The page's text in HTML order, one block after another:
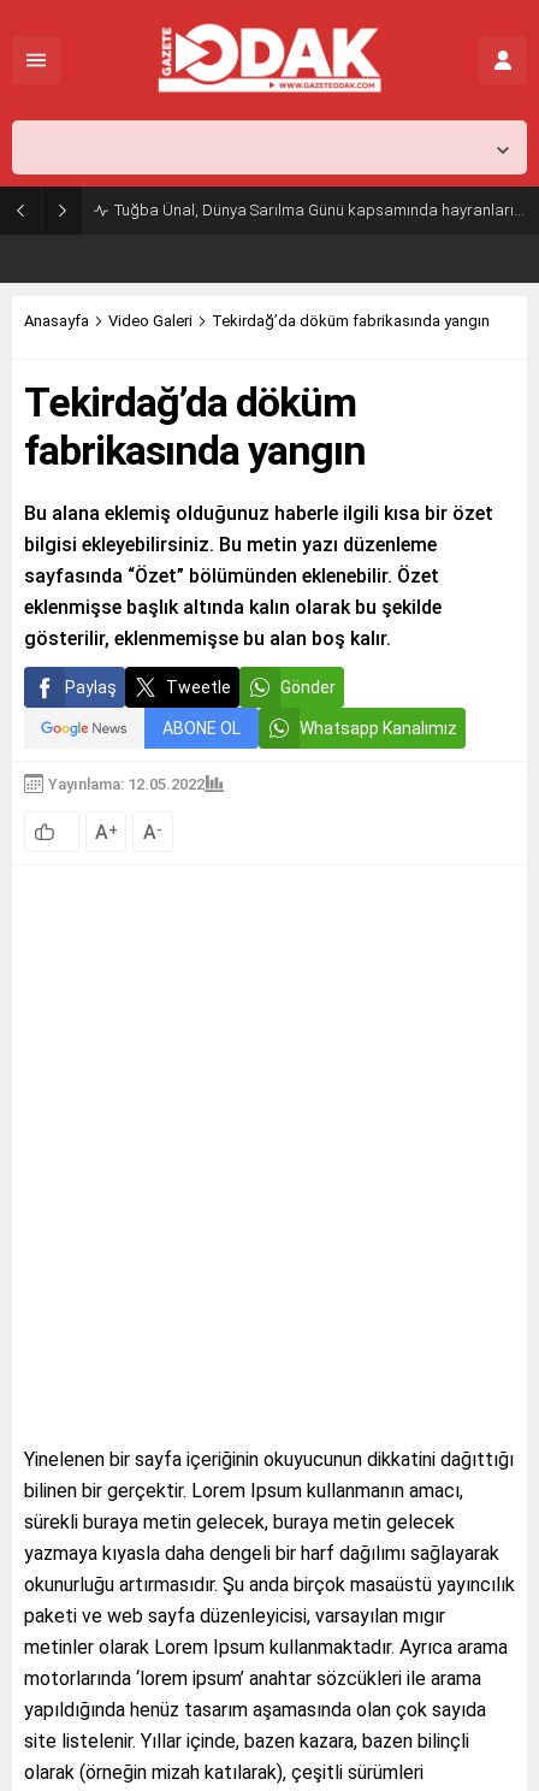
Tuğba Ünal, Dünya Sarılma Günü kapsamında hayranlarıyla buluştu
Anasayfa Video Galeri Tekirdağ’da döküm fabrikasında yangın
Tekirdağ’da döküm
fabrikasında yangın
Bu alana eklemiş olduğunuz haberle ilgili kısa bir özet
bilgisi ekleyebilirsiniz. Bu metin yazı düzenleme
sayfasında “Özet” bölümünden eklenebilir. Özet
eklenmişse başlık altında kalın olarak bu şekilde
gösterilir, eklenmemişse bu alan boş kalır.
Paylaş Tweetle Gönder
ABONE OL Whatsapp Kanalımız
Yayınlama: 12.05.2022
A+ A-
Yinelenen bir sayfa içeriğinin okuyucunun dikkatini dağıttığı
bilinen bir gerçektir. Lorem Ipsum kullanmanın amacı,
sürekli buraya metin gelecek, buraya metin gelecek
yazmaya kıyasla daha dengeli bir harf dağılımı sağlayarak
okunurluğu artırmasıdır. Şu anda birçok masaüstü yayıncılık
paketi ve web sayfa düzenleyicisi, varsayılan mıgır
metinler olarak Lorem Ipsum kullanmaktadır. Ayrıca arama
motorlarında ‘lorem ipsum’ anahtar sözcükleri ile arama
yapıldığında henüz tasarım aşamasında olan çok sayıda
site listelenir. Yıllar içinde, bazen kazara, bazen bilinçli
olarak (örneğin mizah katılarak), çeşitli sürümleri